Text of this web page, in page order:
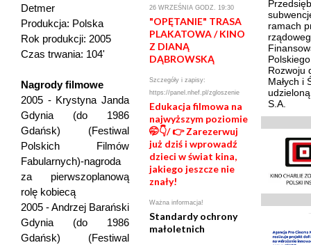
Detmer
Produkcja: Polska
Rok produkcji: 2005
Czas trwania: 104'
Nagrody filmowe
2005 - Krystyna Janda
Gdynia (do 1986
Gdańsk) (Festiwal
Polskich Filmów
Fabularnych)-nagroda
za pierwszoplanową
rolę kobiecą
2005 - Andrzej Barański
Gdynia (do 1986
Gdańsk) (Festiwal
26 WRZEŚNIA GODZ. 19:30
"OPĘTANIE" TRASA
PLAKATOWA / KINO
Z DIANĄ
DĄBROWSKĄ
Szczegóły i zapisy:
https://panel.nhef.pl/zgloszenie
Edukacja filmowa na
najwyższym poziomie
🤭👇/ 👉 Zarezerwuj
już dziś i wprowadź
dzieci w świat kina,
jakiego jeszcze nie
znały!
Ważna informacja!
Standardy ochrony
małoletnich
ramach
Rozwoju
Małych i
S.A.